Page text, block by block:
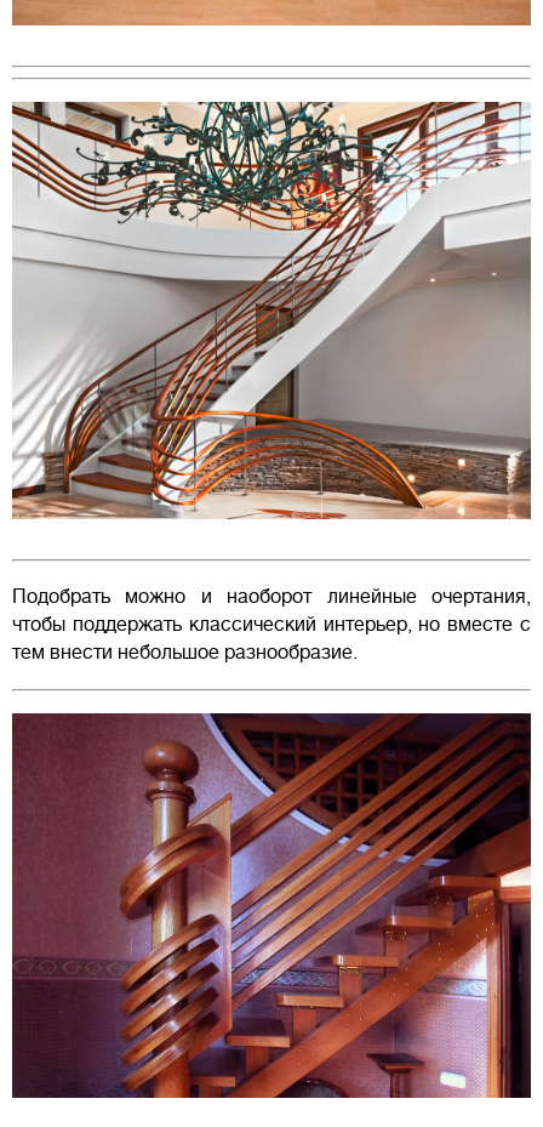
Подобрать можно и наоборот линейные очертания,
чтобы поддержать классический интерьер, но вместе с
тем внести небольшое разнообразие.